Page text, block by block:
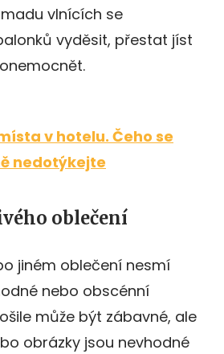
vlnících se
vyděsit, přestat jíst
v hotelu. Čeho se
nedotýkejte
oblečení
jiném oblečení nesmí
nebo obscénní
může být zábavné, ale
obrázky jsou nevhodné